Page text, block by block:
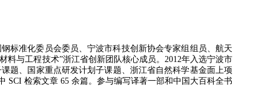
标准化委员会委员、宁波市科技创新协会专家组组员、航天
料与工程技术”浙江省创新团队核心成员。2012年入选宁波市
题、国家重点研发计划子课题、浙江省自然科学基金面上项
SCI 检索文章 65 余篇。参与编写译著一部和中国大百科全书